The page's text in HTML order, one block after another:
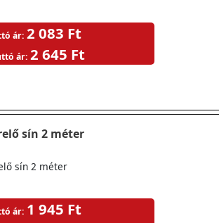
ár: 2 083 Ft
ár: 2 645 Ft
sín 2 méter
sín 2 méter
ár: 1 945 Ft